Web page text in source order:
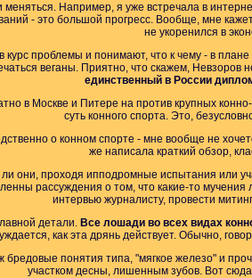
Например, я уже встречала в
- это большой прогресс. Вообще, мне
не укоренился в
курс проблемы и понимают, что к чему - в
веганы. Приятно, что скажем,
единственный в России
в Москве и Питере на против крупных
суть конного спорта. Это,
о конном спорте - мне вообще не
же написала краткий обзор,
они, проходя ипподромные испытания или
рассуждения о том, что какие-то
интервью журналисту, провести
детали. Все лошади во всех видах
как эта дрянь действует. Обычно,
бредовые понятия типа, "мягкое железо" и
участком десны, лишенным зубов. Вот